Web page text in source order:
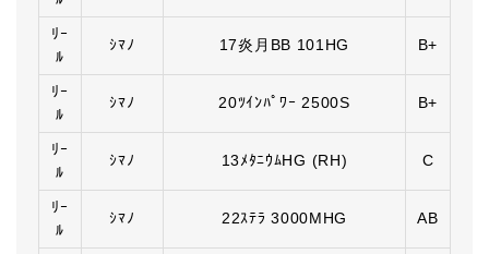
ﾘｰ
ﾙ
ｼﾏﾉ 17炎月BB 101HG B+
ﾘｰ
ﾙ
ｼﾏﾉ 20ﾂｲﾝﾊﾟﾜｰ 2500S B+
ﾘｰ
ﾙ
ｼﾏﾉ 13ﾒﾀﾆｳﾑHG (RH) C
ﾘｰ
ﾙ
ｼﾏﾉ 22ｽﾃﾗ 3000MHG AB